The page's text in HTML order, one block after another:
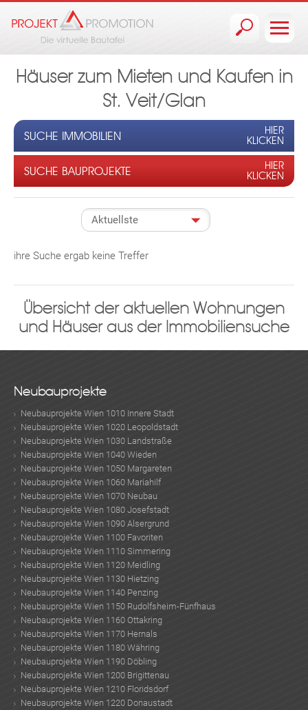
Häuser zum Mieten und Kaufen in
St. Veit/Glan
SUCHE IMMOBILIEN
HIER
KLICKEN
SUCHE BAUPROJEKTE
HIER
KLICKEN
ihre Suche ergab keine Treffer
Übersicht der aktuellen Wohnungen
und Häuser aus der Immobiliensuche
Neubauprojekte
Neubauprojekte Wien 1010 Innere Stadt
Neubauprojekte Wien 1020 Leopoldstadt
Neubauprojekte Wien 1030 Landstraße
Neubauprojekte Wien 1040 Wieden
Neubauprojekte Wien 1050 Margareten
Neubauprojekte Wien 1060 Mariahilf
Neubauprojekte Wien 1070 Neubau
Neubauprojekte Wien 1080 Josefstadt
Neubauprojekte Wien 1090 Alsergrund
Neubauprojekte Wien 1100 Favoriten
Neubauprojekte Wien 1110 Simmering
Neubauprojekte Wien 1120 Meidling
Neubauprojekte Wien 1130 Hietzing
Neubauprojekte Wien 1140 Penzing
Neubauprojekte Wien 1150 Rudolfsheim-Fünfhaus
Neubauprojekte Wien 1160 Ottakring
Neubauprojekte Wien 1170 Hernals
Neubauprojekte Wien 1180 Währing
Neubauprojekte Wien 1190 Döbling
Neubauprojekte Wien 1200 Brigittenau
Neubauprojekte Wien 1210 Floridsdorf
Neubauprojekte Wien 1220 Donaustadt